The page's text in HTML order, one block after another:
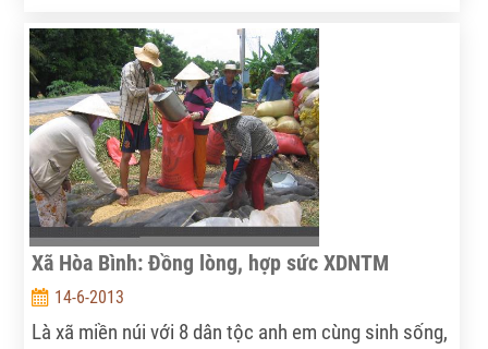
quyết giúp Dương Huy (TP. Cẩm Phả - Quảng Ninh)
gặt hái được nhiều thành công trong xây dựng nông
thôn mới (XDNTM).
Xã Hòa Bình: Đồng lòng, hợp sức XDNTM
14-6-2013
Là xã miền núi với 8 dân tộc anh em cùng sinh sống,